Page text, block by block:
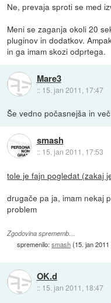
Ne, prevaja sproti se med
Meni se zaganja okoli 20
pluginov in dodatkov.
in ga imam skozi odprtega.
Mare3
:: 15. jan 2011, 17:47
Še vedno počasnejša in
smash
:: 15. jan 2011, 17:53
tole je fajn pogledat (zakaj
drugače pa ja, imam nekaj
problem
Zgodovina sprememb…
spremenilo:smash(15. jan
OK.d
:: 15. jan 2011, 18:47